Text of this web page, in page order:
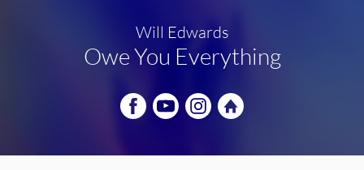
Will Edwards
Owe You Everything